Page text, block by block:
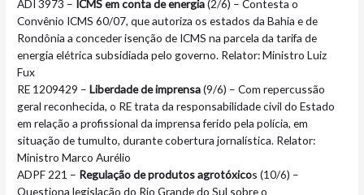
ADI 3973 – ICMS em conta de energia(2/6) – Contesta o
Convênio ICMS 60/07, que autoriza os estados da Bahia e de
Rondônia a conceder isenção de ICMS na parcela da tarifa de
energia elétrica subsidiada pelo governo. Relator: Ministro Luiz
Fux
RE 1209429 –Liberdade de imprensa(9/6) – Com repercussão
geral reconhecida, o RE trata da responsabilidade civil do Estado
em relação a profissional da imprensa ferido pela polícia, em
situação de tumulto, durante cobertura jornalística. Relator:
Ministro Marco Aurélio
ADPF 221 – Regulação de produtos agrotóxicos (10/6) –
Questiona legislação do Rio Grande do Sul sobre o